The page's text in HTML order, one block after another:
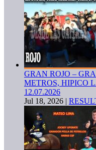
GRAN ROJO –
METROS, HIPICO
12.07.2026
Jul 18, 2026 |